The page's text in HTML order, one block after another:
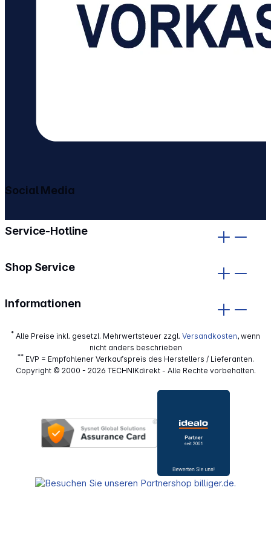
Service-Hotline
Shop Service
Informationen
Social Media
* Alle Preise inkl. gesetzl. Mehrwertsteuer zzgl. Versandkosten, wenn
nicht anders beschrieben
**EVP = Empfohlener Verkaufspreis des Herstellers / Lieferanten.
Copyright © 2000 - 2026 TECHNIKdirekt - Alle Rechte vorbehalten.